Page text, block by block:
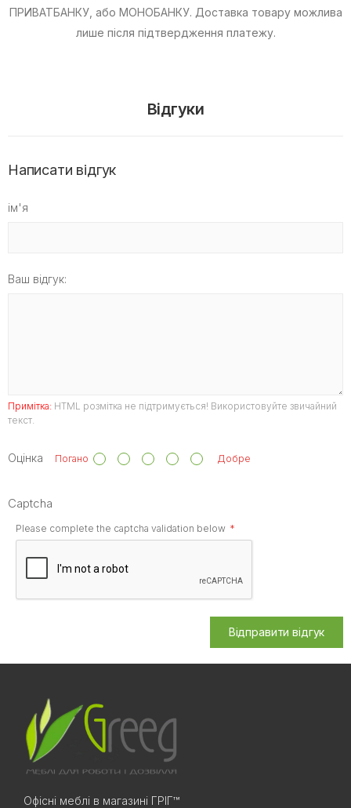
ПРИВАТБАНКУ, або МОНОБАНКУ. Доставка товару можлива
лише після підтвердження платежу.
Відгуки
Написати відгук
ім'я
Ваш відгук:
Примітка: HTML розмітка не підтримується! Використовуйте звичайний
текст.
Оцінка Погано Добре
Captcha
Please complete the captcha validation below
Відправити відгук
Офісні меблі в магазині ГРІГ™